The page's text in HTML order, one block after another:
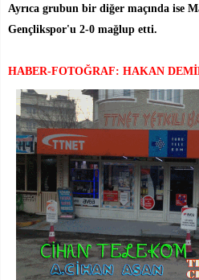
Ayrıca grubun bir diğer maçında ise
Gençlikspor'u 2-0 mağlup etti.
HABER-FOTOĞRAF: HAKAN